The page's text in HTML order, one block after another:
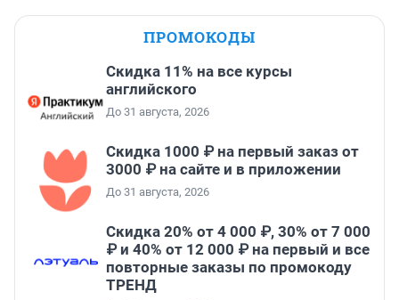
ПРОМОКОДЫ
Скидка 11% на все курсы
английского
До 31 августа, 2026
Скидка 1000 ₽ на первый заказ от
3000 ₽ на сайте и в приложении
До 31 августа, 2026
Скидка 20% от 4 000 ₽, 30% от 7 000
₽ и 40% от 12 000 ₽ на первый и все
повторные заказы по промокоду
ТРЕНД